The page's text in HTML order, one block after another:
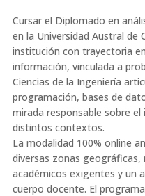
Cursar el Diplomado en
en la Universidad Austral de
institución con trayectoria
información, vinculada a
Ciencias de la Ingeniería
programación, bases de
mirada responsable sobre
distintos contextos.
La modalidad 100% online
diversas zonas
académicos exigentes y un
cuerpo docente. El